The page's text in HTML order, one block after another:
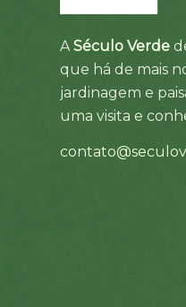
ASéculo Verde
que há de mais
jardinagem e
uma visita e